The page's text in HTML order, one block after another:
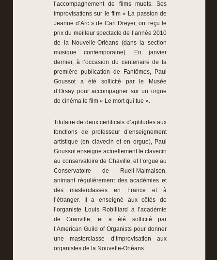
l’accompagnement de films muets. Ses
improvisations sur le film « La passion de
Jeanne d’Arc » de Carl Dreyer, ont reçu le
prix du meilleur spectacle de l’année 2010
de la Nouvelle-Orléans (dans la section
musique contemporaine). En janvier
dernier, à l’occasion du centenaire de la
première publication de Fantômes, Paul
Goussot a été sollicité par le Musée
d’Orsay pour accompagner sur un orgue
de cinéma le film « Le mort qui tue ».
Titulaire de deux certificats d’aptitudes aux
fonctions de professeur d’enseignement
artistique (en clavecin et en orgue), Paul
Goussot enseigne actuellement le clavecin
au conservatoire de Chaville, et l’orgue au
Conservatoire de Rueil­-Malmaison,
animant régulièrement des académies et
des masterclasses en France et à
l’étranger. Il a enseigné aux côtés de
l’organiste Louis Robilliard à l’académie
de Granville, et a été sollicité par
l’American Guild of Organists pour donner
une masterclasse d’improvisation aux
organistes de la Nouvelle-Orléans.